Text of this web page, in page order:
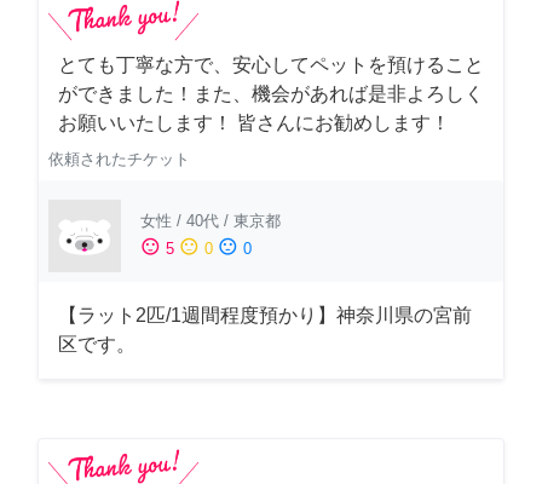
とても丁寧な方で、安心してペットを預けること
ができました！また、機会があれば是非よろしく
お願いいたします！ 皆さんにお勧めします！
依頼されたチケット
女性 / 40代 / 東京都
sentiment_satisfied 5 sentiment_neutral 0 sentiment_dissatisfied 0
【ラット2匹/1週間程度預かり】神奈川県の宮前
区です。